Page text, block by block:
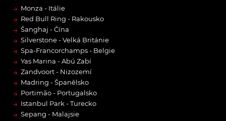
→ Monza - Itálie
→ Red Bull Ring - Rakousko
→ Šanghaj - Čína
→ Silverstone - Velká Británie
→ Spa-Francorchamps - Belgie
→ Yas Marina - Abú Zabí
→ Zandvoort - Nizozemí
→ Madring - Španělsko
→ Portimão - Portugalsko
→ Istanbul Park - Turecko
→ Sepang - Malajsie